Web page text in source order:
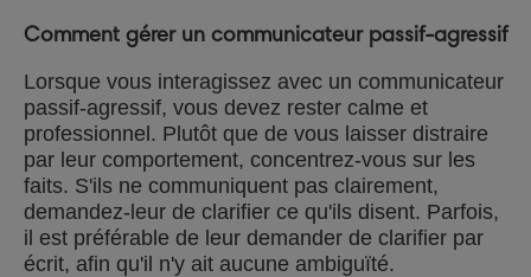
Comment gérer un communicateur passif-agressif
Lorsque vous interagissez avec un communicateur
passif-agressif, vous devez rester calme et
professionnel. Plutôt que de vous laisser distraire
par leur comportement, concentrez-vous sur les
faits. S'ils ne communiquent pas clairement,
demandez-leur de clarifier ce qu'ils disent. Parfois,
il est préférable de leur demander de clarifier par
écrit, afin qu'il n'y ait aucune ambiguïté.